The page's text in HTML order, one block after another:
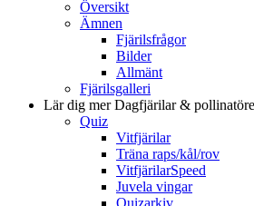
Översikt
Ämnen
Fjärilsfrågor
Bilder
Allmänt
Fjärilsgalleri
Lär dig merDagfjärilar &
Quiz
Vitfjärilar
Träna raps/kål/rov
VitfjärilarSpeed
Juvela vingar
Quizarkiv